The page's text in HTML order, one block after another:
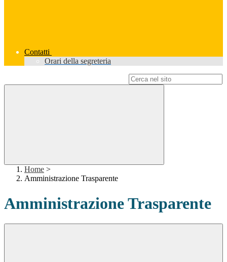
Contatti
Orari della segreteria
Home >
Amministrazione Trasparente
Amministrazione Trasparente